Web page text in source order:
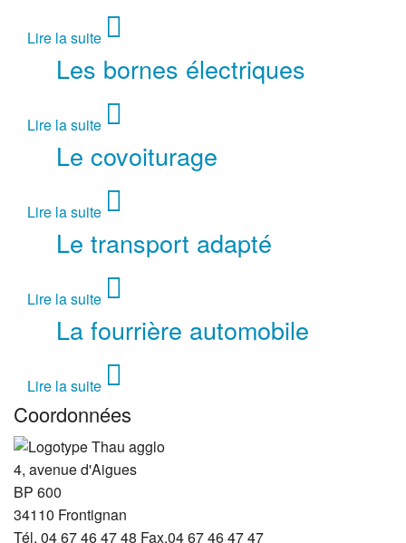
Lire la suite
Les bornes électriques
Lire la suite
Le covoiturage
Lire la suite
Le transport adapté
Lire la suite
La fourrière automobile
Lire la suite
Coordonnées
4, avenue d'Aigues
BP 600
34110 Frontignan
Tél. 04 67 46 47 48 Fax.04 67 46 47 47